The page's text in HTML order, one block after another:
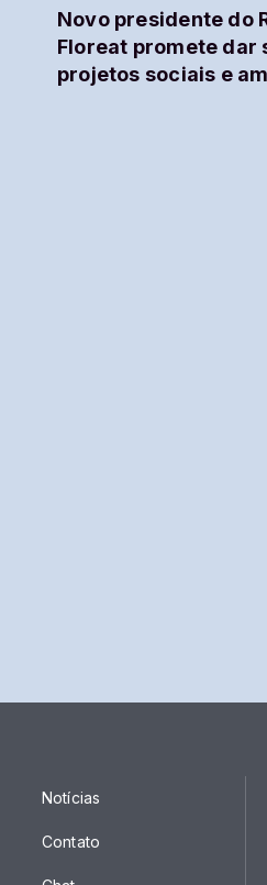
Novo presidente do
Floreat promete dar
projetos sociais e
Notícias
Contato